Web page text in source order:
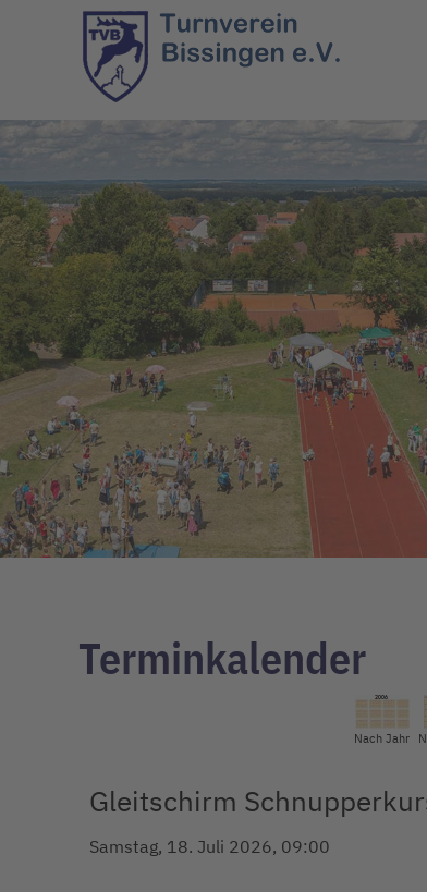
Terminkalender
Nach Jahr
Gleitschirm
Samstag, 18. Juli 2026, 09:00